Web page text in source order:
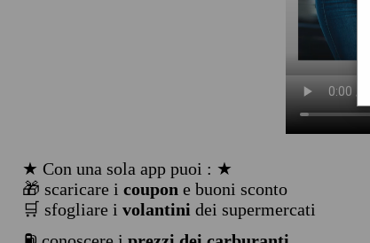
★ Con una sola app puoi : ★
🎁 scaricare i coupon e buoni sconto
🛒 sfogliare i volantini dei supermercati